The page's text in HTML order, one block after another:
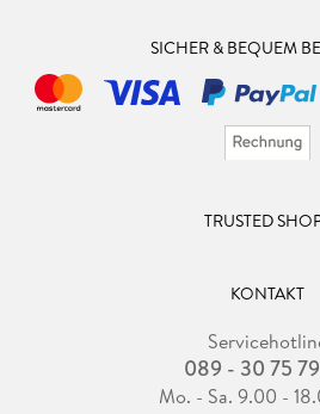
SICHER & BEQUEM
TRUSTED
KONTAKT
089 - 30 75
Mo. - Sa. 9.00 -